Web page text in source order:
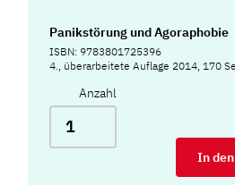
Panikstörung und Agoraphobie
ISBN: 9783801725396
4., überarbeitete Auflage 2014, 170
Anzahl
In